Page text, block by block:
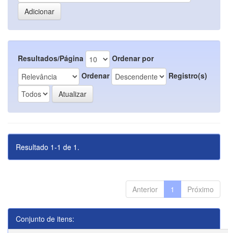
Resultados/Página
Ordenar por
Ordenar
Registro(s)
Resultado 1-1 de 1.
Anterior 1 Próximo
Conjunto de itens: